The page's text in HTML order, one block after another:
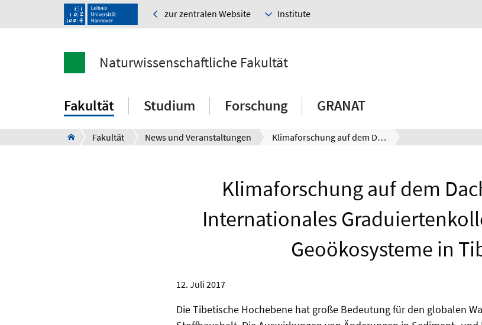
zur zentralen Website Institute
Naturwissenschaftliche Fakultät
Fakultät Studium Forschung GRANAT
Fakultät News und Veranstaltungen Klimaforschung auf dem Dach der Welt: Internationales Graduiertenkolleg analysiert Geoökosysteme in Tibet
Klimaforschung auf dem
Internationales
Geoökosysteme in
12. Juli 2017
Die Tibetische Hochebene hat große Bedeutung für den globalen